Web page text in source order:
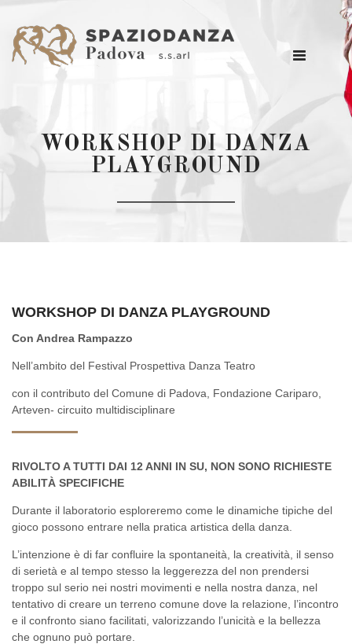
WORKSHOP DI DANZA
PLAYGROUND
WORKSHOP DI DANZA PLAYGROUND
Con Andrea Rampazzo
Nell’ambito del Festival Prospettiva Danza Teatro
con il contributo del Comune di Padova, Fondazione Cariparo,
Arteven- circuito multidisciplinare
RIVOLTO A TUTTI DAI 12 ANNI IN SU, NON SONO RICHIESTE
ABILITÀ SPECIFICHE
Durante il laboratorio esploreremo come le dinamiche tipiche del
gioco possono entrare nella pratica artistica della danza.
L’intenzione è di far confluire la spontaneità, la creatività, il senso
di serietà e al tempo stesso la leggerezza del non prendersi
troppo sul serio nei nostri movimenti e nella nostra danza, nel
tentativo di creare un terreno comune dove la relazione, l’incontro
e il confronto siano facilitati, valorizzando l’unicità e la bellezza
che ognuno può portare.